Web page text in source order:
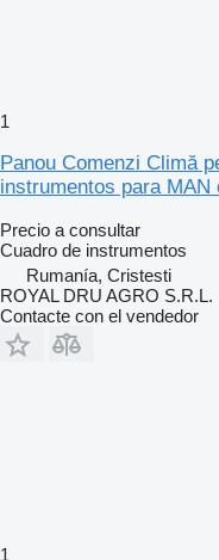
1
Panou Comenzi Climă
instrumentos para MAN
Precio a consultar
Cuadro de instrumentos
Rumanía, Cristesti
ROYAL DRU AGRO S.R.L.
Contacte con el vendedor
1